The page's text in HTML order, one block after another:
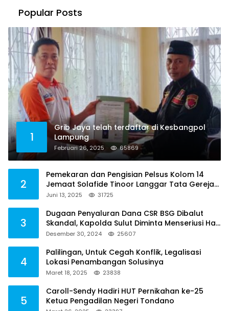
Popular Posts
1
Grib Jaya telah terdaftar di Kesbangpol
Lampung
Februari 26, 2025 65869
2
Pemekaran dan Pengisian Pelsus Kolom 14
Jemaat Solafide Tinoor Langgar Tata Gereja
2021, Toreh : Ini Perbuatan Melawan Hukum
Juni 13, 2025 31725
3
Dugaan Penyaluran Dana CSR BSG Dibalut
Skandal, Kapolda Sulut Diminta Menseriusi Hal
ini
Desember 30, 2024 25607
4
Palilingan, Untuk Cegah Konflik, Legalisasi
Lokasi Penambangan Solusinya
Maret 18, 2025 23838
5
Caroll-Sendy Hadiri HUT Pernikahan ke-25
Ketua Pengadilan Negeri Tondano